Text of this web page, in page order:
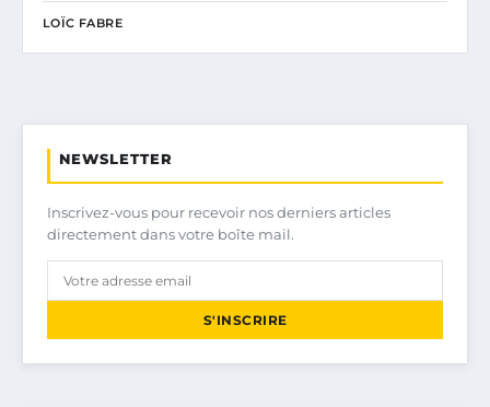
LOÏC FABRE
NEWSLETTER
Inscrivez-vous pour recevoir nos derniers articles
directement dans votre boîte mail.
S'INSCRIRE